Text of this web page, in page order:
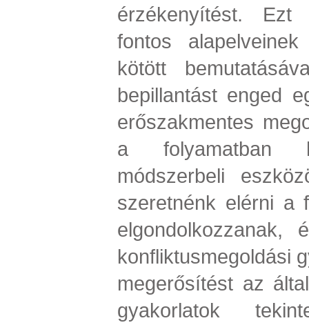
érzékenyítést.
fontos
kötött
bepillantást enged
erőszakmentes
a folyamatban
módszerbeli
szeretnénk elérni a
elgondolkozzanak,
konfliktusmegoldási
megerősítést az
gyakorlatok